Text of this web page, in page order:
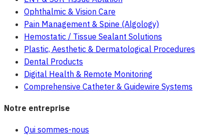
Ophthalmic & Vision Care
Pain Management & Spine (Algology)
Hemostatic / Tissue Sealant Solutions
Plastic, Aesthetic & Dermatological Procedures
Dental Products
Digital Health & Remote Monitoring
Comprehensive Catheter & Guidewire Systems
Notre entreprise
Qui sommes-nous